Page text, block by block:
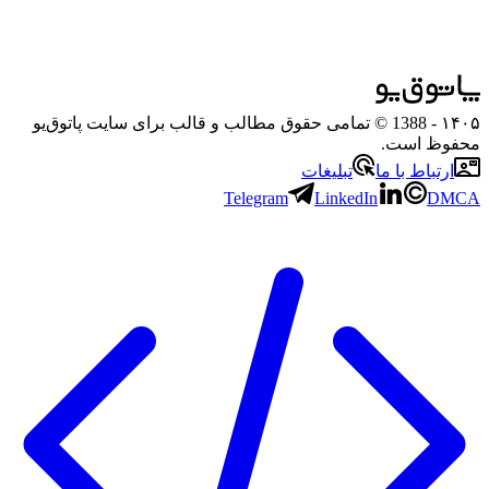
۱۴۰۵
- 1388 © تمامی حقوق مطالب و قالب برای سایت پاتوق‌یو
محفوظ است.
ارتباط با ما
تبلیغات
Telegram
LinkedIn DMCA